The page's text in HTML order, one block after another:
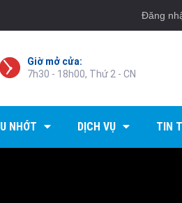
Đăng
Giờ mở cửa:
7h30 - 18h00, Thứ 2 - CN
NHỚT DỊCH VỤ TIN